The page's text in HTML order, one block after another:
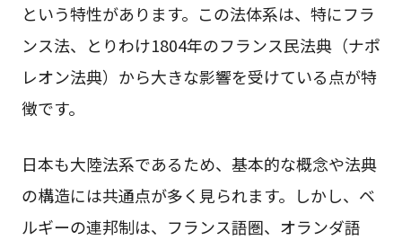
という特性があります。この法体系は、特にフラ
ンス法、とりわけ1804年のフランス民法典（ナポ
レオン法典）から大きな影響を受けている点が特
徴です。
日本も大陸法系であるため、基本的な概念や法典
の構造には共通点が多く見られます。しかし、ベ
ルギーの連邦制は、フランス語圏、オランダ語